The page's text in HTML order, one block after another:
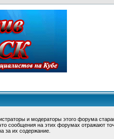
и модераторы этого форума
сообщения на этих форумах отражают
за их содержание.